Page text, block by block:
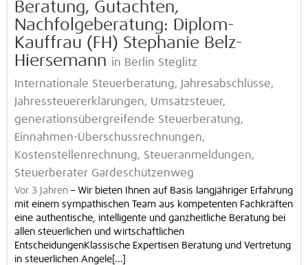
Beratung, Gutachten,
Nachfolgeberatung: Diplom-
Kauffrau (FH) Stephanie Belz-
Hiersemann in Berlin Steglitz
Internationale Steuerberatung, Jahresabschlüsse,
Jahressteuererklärungen, Umsatzsteuer,
generationsübergreifende Steuerberatung,
Einnahmen-Überschussrechnungen,
Kostenstellenrechnung, Steueranmeldungen,
Steuerberater Gardeschützenweg
Vor 3 Jahren – Wir bieten Ihnen auf Basis langjähriger Erfahrung
mit einem sympathischen Team aus kompetenten Fachkräften
eine authentische, intelligente und ganzheitliche Beratung bei
allen steuerlichen und wirtschaftlichen
EntscheidungenKlassische Expertisen Beratung und Vertretung
in steuerlichen Angele[...]